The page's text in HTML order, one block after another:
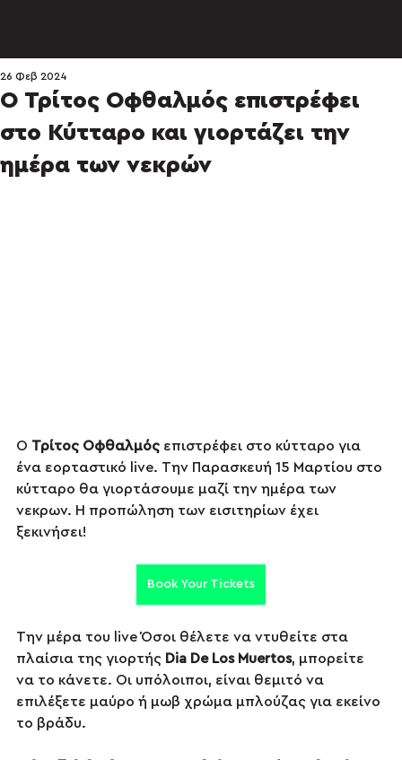
Ο Τρίτος Οφθαλμός επιστρέφει
στο Κύτταρο και γιορτάζει την
ημέρα των νεκρών
26 Φεβ 2024
Ο Τρίτος Οφθαλμός επιστρέφει στο κύτταρο για
ένα εορταστικό live. Την Παρασκευή 15 Μαρτίου στο
κύτταρο θα γιορτάσουμε μαζί την ημέρα των
νεκρων. Η προπώληση των εισιτηρίων έχει
ξεκινήσει!
Book Your Tickets
Την μέρα του live Όσοι θέλετε να ντυθείτε στα
πλαίσια της γιορτής Dia De Los Muertos, μπορείτε
να το κάνετε. Οι υπόλοιποι, είναι θεμιτό να
επιλέξετε μαύρο ή μωβ χρώμα μπλούζας για εκείνο
το βράδυ.